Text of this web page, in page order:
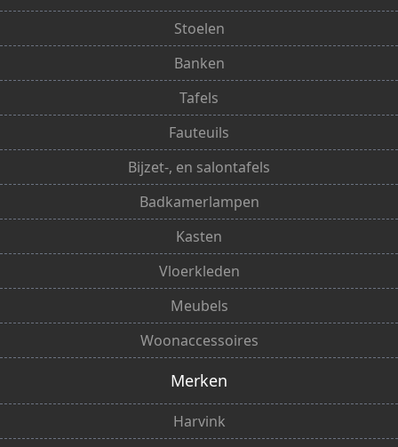
Stoelen
Banken
Tafels
Fauteuils
Bijzet-, en salontafels
Badkamerlampen
Kasten
Vloerkleden
Meubels
Woonaccessoires
Merken
Harvink